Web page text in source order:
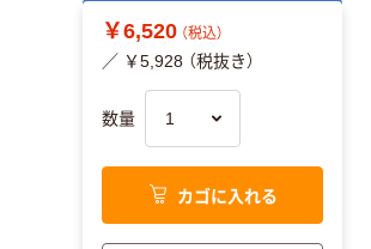
￥6,520 （税込）
／ ￥5,928 （税抜き）
数量
カゴに入れる